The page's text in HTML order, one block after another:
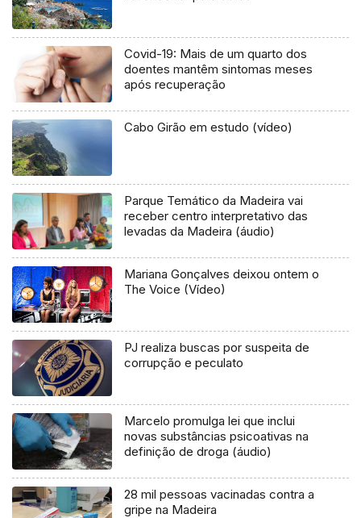
Covid-19: Mais de um quarto dos
doentes mantêm sintomas meses
após recuperação
Cabo Girão em estudo (vídeo)
Parque Temático da Madeira vai
receber centro interpretativo das
levadas da Madeira (áudio)
Mariana Gonçalves deixou ontem o
The Voice (Vídeo)
PJ realiza buscas por suspeita de
corrupção e peculato
Marcelo promulga lei que inclui
novas substâncias psicoativas na
definição de droga (áudio)
28 mil pessoas vacinadas contra a
gripe na Madeira